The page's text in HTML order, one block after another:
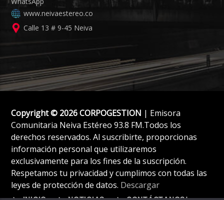
www.neivaestereo.co
Calle 13 # 9-45 Neiva
Copyright © 2026 CORPOGESTION | Emisora
Comunitaria Neiva Estéreo 93.8 FM.Todos los
derechos reservados. Al suscribirte, proporcionas
información personal que utilizaremos
exclusivamente para los fines de la suscripción.
Respetamos tu privacidad y cumplimos con todas las
leyes de protección de datos. Descargar